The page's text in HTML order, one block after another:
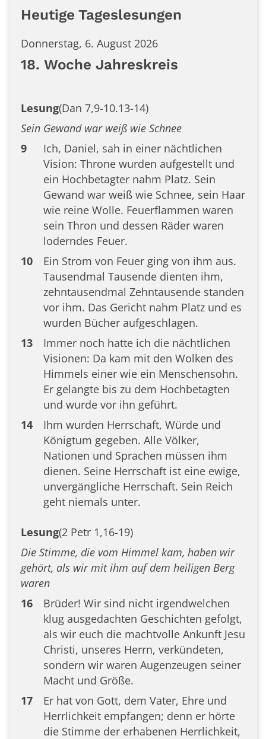
Heutige Tageslesungen
Donnerstag, 6. August 2026
18. Woche Jahreskreis
Lesung(Dan 7,9-10.13-14)
Sein Gewand war weiß wie Schnee
9
Ich, Daniel, sah in einer nächtlichen
Vision: Throne wurden aufgestellt und
ein Hochbetagter nahm Platz. Sein
Gewand war weiß wie Schnee, sein Haar
wie reine Wolle. Feuerflammen waren
sein Thron und dessen Räder waren
loderndes Feuer.
10
Ein Strom von Feuer ging von ihm aus.
Tausendmal Tausende dienten ihm,
zehntausendmal Zehntausende standen
vor ihm. Das Gericht nahm Platz und es
wurden Bücher aufgeschlagen.
13
Immer noch hatte ich die nächtlichen
Visionen: Da kam mit den Wolken des
Himmels einer wie ein Menschensohn.
Er gelangte bis zu dem Hochbetagten
und wurde vor ihn geführt.
14
Ihm wurden Herrschaft, Würde und
Königtum gegeben. Alle Völker,
Nationen und Sprachen müssen ihm
dienen. Seine Herrschaft ist eine ewige,
unvergängliche Herrschaft. Sein Reich
geht niemals unter.
Lesung(2 Petr 1,16-19)
Die Stimme, die vom Himmel kam, haben wir
gehört, als wir mit ihm auf dem heiligen Berg
waren
16
Brüder! Wir sind nicht irgendwelchen
klug ausgedachten Geschichten gefolgt,
als wir euch die machtvolle Ankunft Jesu
Christi, unseres Herrn, verkündeten,
sondern wir waren Augenzeugen seiner
Macht und Größe.
17
Er hat von Gott, dem Vater, Ehre und
Herrlichkeit empfangen; denn er hörte
die Stimme der erhabenen Herrlichkeit,